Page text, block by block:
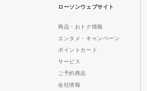
ローソンウェブサイト
商品・おトク情報
エンタメ・キャンペーン
ポイントカード
サービス
ご予約商品
会社情報